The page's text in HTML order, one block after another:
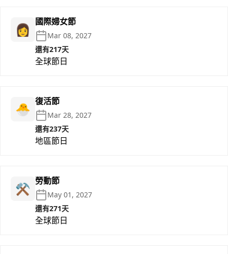
👩 國際婦女節
Mar 08, 2027
還有217天
全球節日
🐣 復活節
Mar 28, 2027
還有237天
地區節日
⚒️ 勞動節
May 01, 2027
還有271天
全球節日